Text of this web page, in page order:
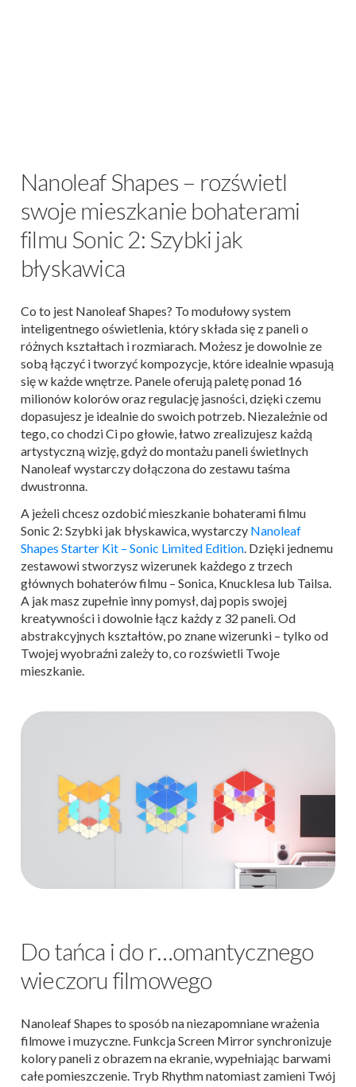
Nanoleaf Shapes – rozświetl
swoje mieszkanie bohaterami
filmu Sonic 2: Szybki jak
błyskawica
Co to jest Nanoleaf Shapes? To modułowy system
inteligentnego oświetlenia, który składa się z paneli o
różnych kształtach i rozmiarach. Możesz je dowolnie ze
sobą łączyć i tworzyć kompozycje, które idealnie wpasują
się w każde wnętrze. Panele oferują paletę ponad 16
milionów kolorów oraz regulację jasności, dzięki czemu
dopasujesz je idealnie do swoich potrzeb. Niezależnie od
tego, co chodzi Ci po głowie, łatwo zrealizujesz każdą
artystyczną wizję, gdyż do montażu paneli świetlnych
Nanoleaf wystarczy dołączona do zestawu taśma
dwustronna.
A jeżeli chcesz ozdobić mieszkanie bohaterami filmu
Sonic 2: Szybki jak błyskawica, wystarczy Nanoleaf
Shapes Starter Kit – Sonic Limited Edition. Dzięki jednemu
zestawowi stworzysz wizerunek każdego z trzech
głównych bohaterów filmu – Sonica, Knucklesa lub Tailsa.
A jak masz zupełnie inny pomysł, daj popis swojej
kreatywności i dowolnie łącz każdy z 32 paneli. Od
abstrakcyjnych kształtów, po znane wizerunki – tylko od
Twojej wyobraźni zależy to, co rozświetli Twoje
mieszkanie.
Do tańca i do r…omantycznego
wieczoru filmowego
Nanoleaf Shapes to sposób na niezapomniane wrażenia
filmowe i muzyczne. Funkcja Screen Mirror synchronizuje
kolory paneli z obrazem na ekranie, wypełniając barwami
całe pomieszczenie. Tryb Rhythm natomiast zamieni Twój